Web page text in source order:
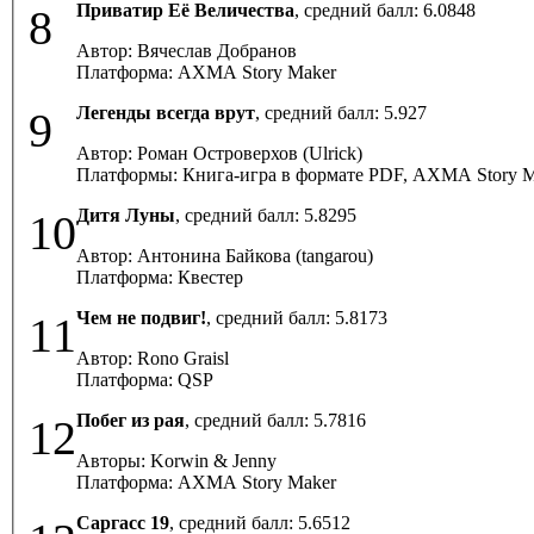
8 Приватир Её Величества, средний балл: 6.0848
Автор: Вячеслав Добранов
Платформа: AXMA Story Maker
9 Легенды всегда врут, средний балл: 5.927
Автор: Роман Островерхов (Ulrick)
Платформы: Книга-игра в формате PDF, AXMA Story
10Дитя Луны, средний балл: 5.8295
Автор: Антонина Байкова (tangarou)
Платформа: Квестер
11Чем не подвиг!, средний балл: 5.8173
Автор: Rono Graisl
Платформа: QSP
12Побег из рая, средний балл: 5.7816
Авторы: Korwin & Jenny
Платформа: AXMA Story Maker
Саргасс 19, средний балл: 5.6512